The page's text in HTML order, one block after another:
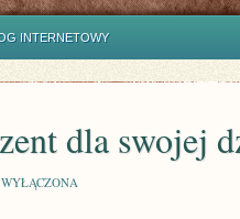
INTERNETOWY
dla swojej